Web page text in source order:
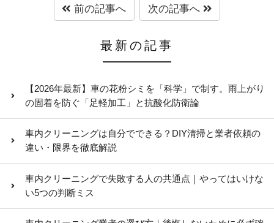
前の記事へ 次の記事へ
最新の記事
【2026年最新】車の花粉シミを「科学」で制す。雨上がり
の固着を防ぐ「足軽加工」と抗酸化防衛論
車内クリーニングは自分でできる？DIY清掃と業者依頼の
違い・限界を徹底解説
車内クリーニングで失敗する人の共通点｜やってはいけな
い5つの判断ミス